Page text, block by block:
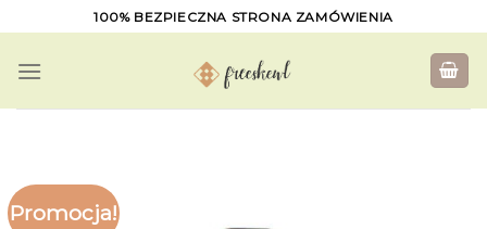
to
content
100% BEZPIECZNA STRONA ZAMÓWIENIA
Promocja!